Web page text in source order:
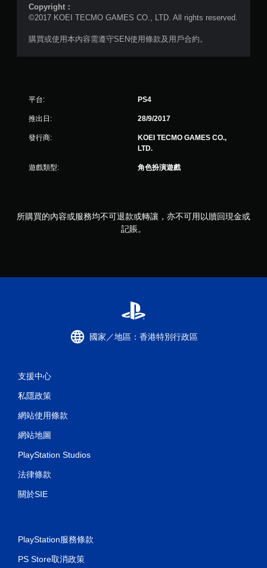
評
Copyright：
©2017 KOEI TECMO GAMES CO., LTD. All rights reserved.
購買或使用本內容需遵守SEN使用條款及用戶合約。
平台: PS4
推出日: 28/9/2017
發行商:
KOEI TECMO GAMES CO.,
LTD.
遊戲類型: 角色扮演遊戲
所購買的內容或服務均不可退款或轉讓，亦不可用以贖回現金或
記賬。
國家／地區：香港特別行政區
支援中心
私隱政策
網站使用條款
網站地圖
PlayStation Studios
法律條款
關於SIE
PlayStation服務條款
PS Store取消政策